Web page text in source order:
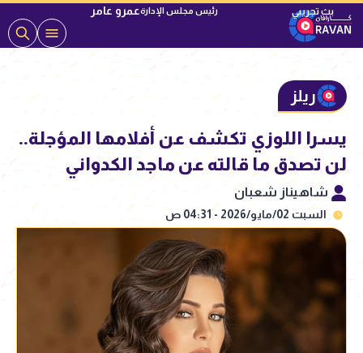
رئيس مجلس الإدارةعمرو عامر
ريلز
يسرا اللوزي تكشف عن أفلامها المؤجلة..
لن تصدق ما قالته عن ماجد الكدواني
شاهيناز شعبان
السبت 02/مايو/2026 - 04:31 ص